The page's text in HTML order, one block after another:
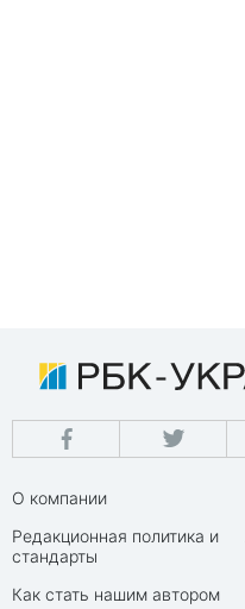
О компании
Редакционная политика и
стандарты
Как стать нашим автором